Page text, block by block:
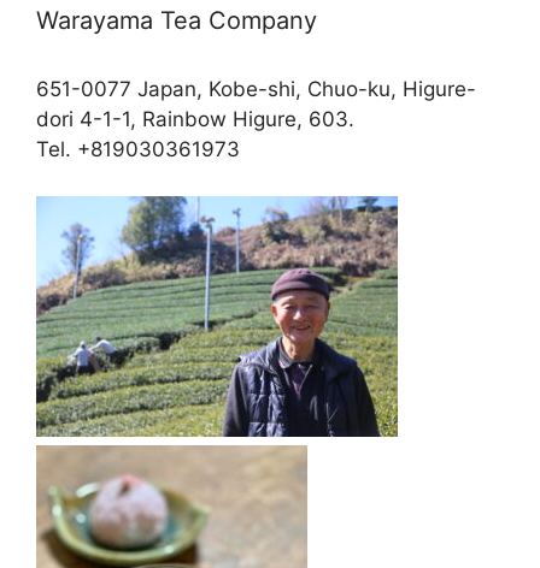
Warayama Tea Company
651-0077 Japan, Kobe-shi, Chuo-ku, Higure-
dori 4-1-1, Rainbow Higure, 603.
Tel. +819030361973